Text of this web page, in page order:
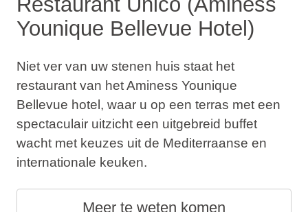
Younique Bellevue Hotel)
Niet ver van uw stenen huis staat het
restaurant van het Aminess Younique
Bellevue hotel, waar u op een terras met een
spectaculair uitzicht een uitgebreid buffet
wacht met keuzes uit de Mediterraanse en
internationale keuken.
Meer te weten komen